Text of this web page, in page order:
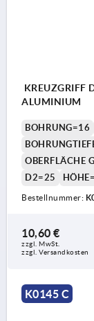
KREUZGRIFF
ALUMINIUM
BOHRUNG=16
OBERFLÄCHE
D2=25
Bestellnummer:
10,60 €
zzgl. MwSt.
zzgl. Versandkosten
K0145 C